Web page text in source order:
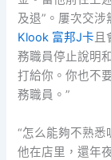
及退”。屢次交
Klook 富邦J卡
務職員停止說明
打給你。你也不
務職員。”
“怎么能夠不熟
他在店里，還年